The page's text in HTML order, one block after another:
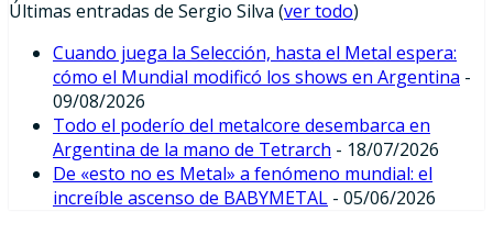
Últimas entradas de Sergio Silva (ver todo)
Cuando juega la Selección, hasta el Metal espera:
cómo el Mundial modificó los shows en Argentina -
09/08/2026
Todo el poderío del metalcore desembarca en
Argentina de la mano de Tetrarch - 18/07/2026
De «esto no es Metal» a fenómeno mundial: el
increíble ascenso de BABYMETAL - 05/06/2026